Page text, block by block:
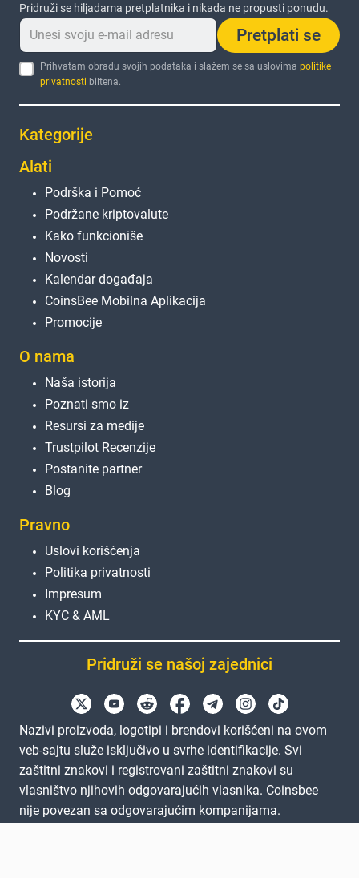
Pridruži se hiljadama pretplatnika i nikada ne propusti ponudu.
Pretplati se
Prihvatam obradu svojih podataka i slažem se sa uslovimapolitike
privatnosti biltena.
Kategorije
Alati
Podrška i Pomoć
Podržane kriptovalute
Kako funkcioniše
Novosti
Kalendar događaja
CoinsBee Mobilna Aplikacija
Promocije
O nama
Naša istorija
Poznati smo iz
Resursi za medije
Trustpilot Recenzije
Postanite partner
Blog
Pravno
Uslovi korišćenja
Politika privatnosti
Impresum
KYC & AML
Pridruži se našoj zajednici
Nazivi proizvoda, logotipi i brendovi korišćeni na ovom
veb-sajtu služe isključivo u svrhe identifikacije. Svi
zaštitni znakovi i registrovani zaštitni znakovi su
vlasništvo njihovih odgovarajućih vlasnika. Coinsbee
nije povezan sa odgovarajućim kompanijama.